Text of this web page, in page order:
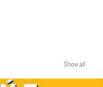
Show all